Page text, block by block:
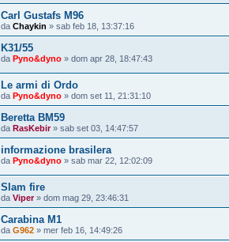
Carl Gustafs M96
da Chaykin » sab feb 18, 13:37:16
K31/55
da Pyno&dyno » dom apr 28, 18:47:43
Le armi di Ordo
da Pyno&dyno » dom set 11, 21:31:10
Beretta BM59
da RasKebir» sab set 03, 14:47:57
informazione brasilera
da Pyno&dyno » sab mar 22, 12:02:09
Slam fire
da Viper» dom mag 29, 23:46:31
Carabina M1
da G962 » mer feb 16, 14:49:26